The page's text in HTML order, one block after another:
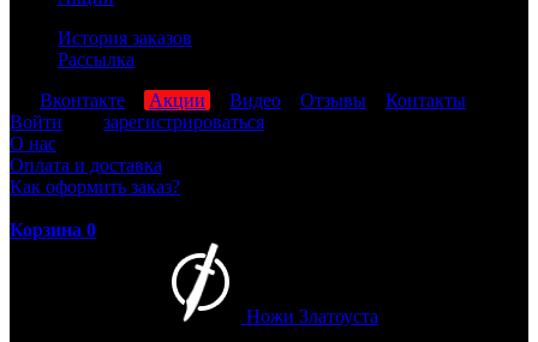
История заказов
Рассылка
Вконтакте Акции Видео Отзывы
Контакты
Войти
зарегистрироваться
О нас
Оплата и доставка
Как оформить заказ?
Корзина 0
Ножи Златоуста